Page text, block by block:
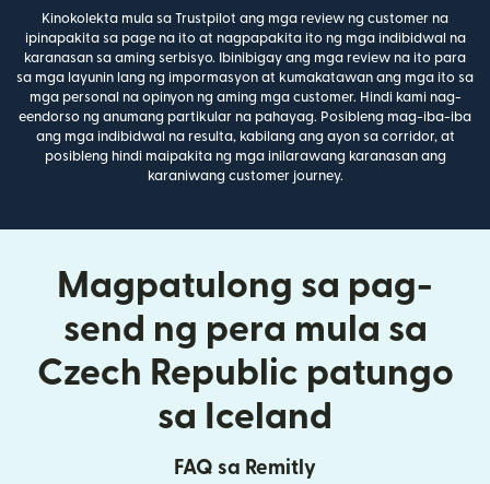
Kinokolekta mula sa Trustpilot ang mga review ng customer na
ipinapakita sa page na ito at nagpapakita ito ng mga indibidwal na
karanasan sa aming serbisyo. Ibinibigay ang mga review na ito para
sa mga layunin lang ng impormasyon at kumakatawan ang mga ito sa
mga personal na opinyon ng aming mga customer. Hindi kami nag-
eendorso ng anumang partikular na pahayag. Posibleng mag-iba-iba
ang mga indibidwal na resulta, kabilang ang ayon sa corridor, at
posibleng hindi maipakita ng mga inilarawang karanasan ang
karaniwang customer journey.
Magpatulong sa pag-
send ng pera mula sa
Czech Republic patungo
sa Iceland
FAQ sa Remitly